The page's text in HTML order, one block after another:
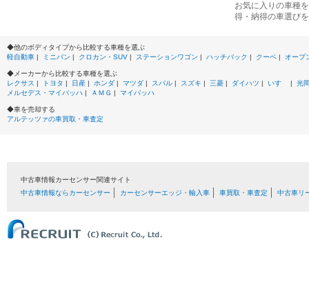
お気に入りの車種
得・納得の車選び
◆他のボディタイプから比較する車種を選ぶ
軽自動車 | ミニバン | クロカン・SUV | ステーションワゴン | ハッチバック | クーペ | オープ
◆メーカーから比較する車種を選ぶ
レクサス | トヨタ | 日産 | ホンダ | マツダ | スバル | スズキ | 三菱 | ダイハツ | いすゞ |
光
メルセデス・マイバッハ | ＡＭＧ | マイバッハ
◆車を売却する
アルテッツァの車買取・車査定
中古車情報カーセンサー関連サイト
中古車情報ならカーセンサー
カーセンサーエッジ・輸入車 車買取・車査定 中古車リ